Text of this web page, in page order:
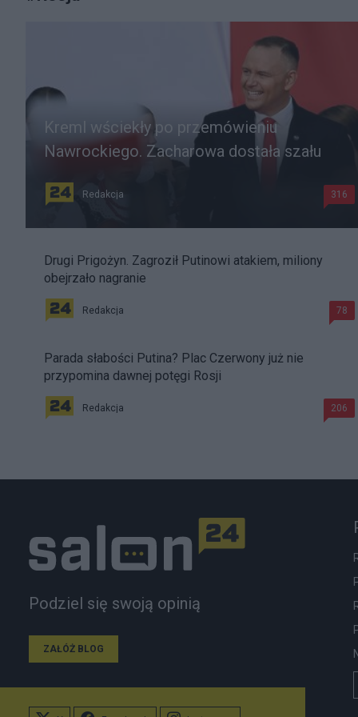
Kreml wściekły po przemówieniu
Nawrockiego. Zacharowa dostała szału
Redakcja 316
Drugi Prigożyn. Zagroził Putinowi atakiem, miliony
obejrzało nagranie
Redakcja 78
Parada słabości Putina? Plac Czerwony już nie
przypomina dawnej potęgi Rosji
Redakcja 206
Podziel się swoją opinią
ZAŁÓŻ BLOG